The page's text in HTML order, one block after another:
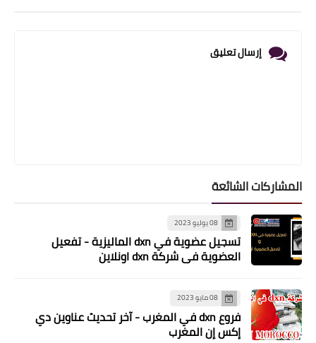
إرسال تعليق
المشاركات الشائعة
08 يوليو 2023
تسجيل عضوية في dxn الماليزية - تفعيل
العضوية في شركة dxn اونلاين
08 مايو 2023
فروع dxn في المغرب - آخر تحديث عناوين دي
إكس إن المغرب